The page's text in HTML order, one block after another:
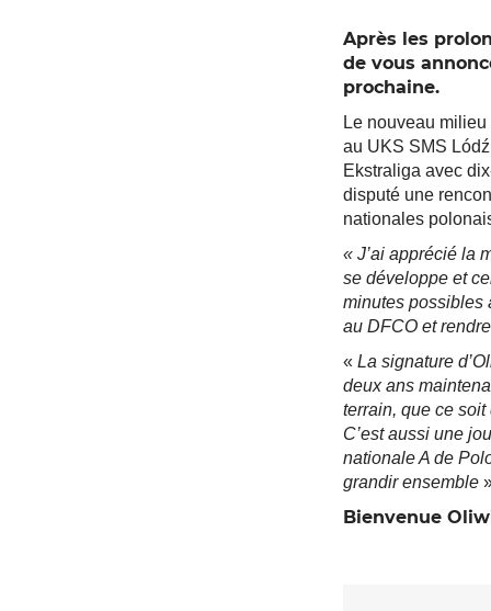
Après les
de vous
prochaine.
Le nouveau
au UKS SMS
Ekstraliga avec
disputé une
nationales
« J’ai apprécié la
se développe et
minutes possibles
au DFCO et
« La signature
deux ans
terrain, que ce
C’est aussi une
nationale A de
grandir ensemble
Bienvenue